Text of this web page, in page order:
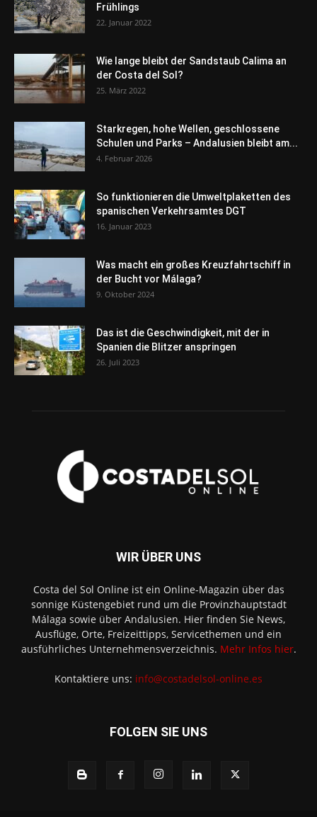
Frühlings
22. Januar 2022
Wie lange bleibt der Sandstaub Calima an
der Costa del Sol?
25. März 2022
Starkregen, hohe Wellen, geschlossene
Schulen und Parks – Andalusien bleibt am...
4. Februar 2026
So funktionieren die Umweltplaketten des
spanischen Verkehrsamtes DGT
16. Januar 2023
Was macht ein großes Kreuzfahrtschiff in
der Bucht vor Málaga?
9. Oktober 2024
Das ist die Geschwindigkeit, mit der in
Spanien die Blitzer anspringen
26. Juli 2023
WIR ÜBER UNS
Costa del Sol Online ist ein Online-Magazin über das
sonnige Küstengebiet rund um die Provinzhauptstadt
Málaga sowie über Andalusien. Hier finden Sie News,
Ausflüge, Orte, Freizeittipps, Servicethemen und ein
ausführliches Unternehmensverzeichnis. Mehr Infos hier.
Kontaktiere uns: info@costadelsol-online.es
FOLGEN SIE UNS